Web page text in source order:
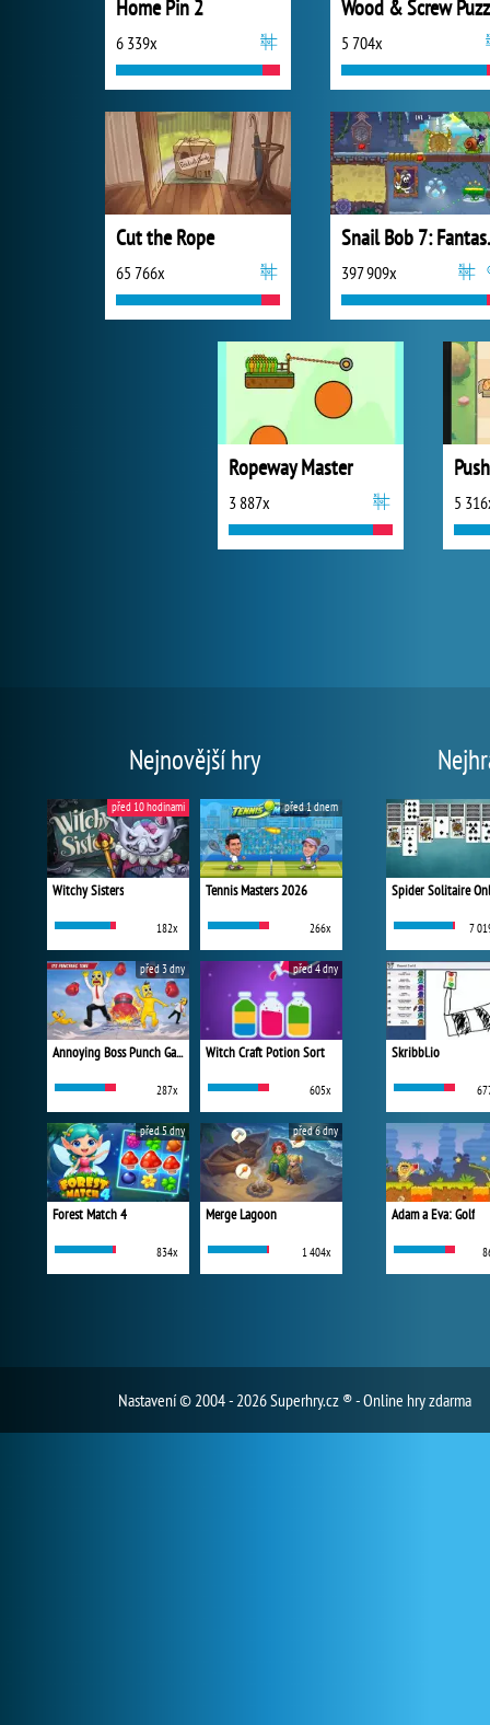
Home Pin 2
6 339x
Wood & Screw
5 704x
Cut the Rope
65 766x 397 909x
Ropeway Master
3 887x 5
Nejnovější hry
Witchy Sisters
182x
před 10 hodinami
Tennis Masters 2026
266x
před 1 dnem
Annoying Boss Punch Game
287x
před 3 dny
Witch Craft Potion Sort
605x
před 4 dny
Forest Match 4
834x
před 5 dny
Merge Lagoon
1 404x
před 6 dny
Spider Solitaire
7
Skribbl.io
Adam a Eva: Golf
Nastavení© 2004 - 2026 Superhry.cz ® - Online hry zdarma